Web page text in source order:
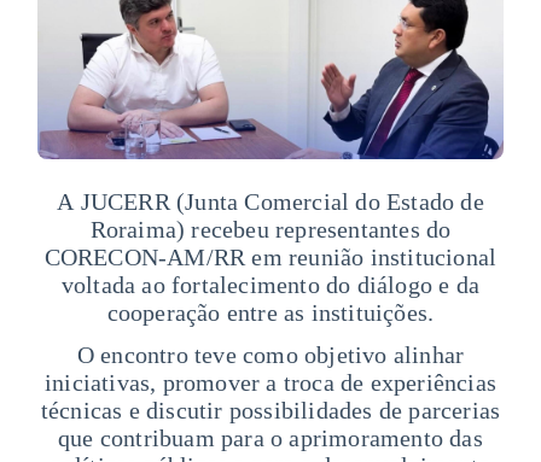
A JUCERR (Junta Comercial do Estado de
Roraima) recebeu representantes do
CORECON-AM/RR em reunião institucional
voltada ao fortalecimento do diálogo e da
cooperação entre as instituições.
O encontro teve como objetivo alinhar
iniciativas, promover a troca de experiências
técnicas e discutir possibilidades de parcerias
que contribuam para o aprimoramento das